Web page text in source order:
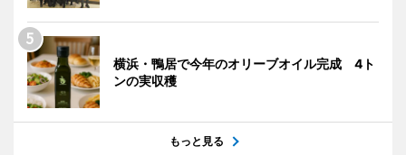
横浜・鴨居で今年のオリーブオイル完成 4ト
ンの実収穫
もっと見る